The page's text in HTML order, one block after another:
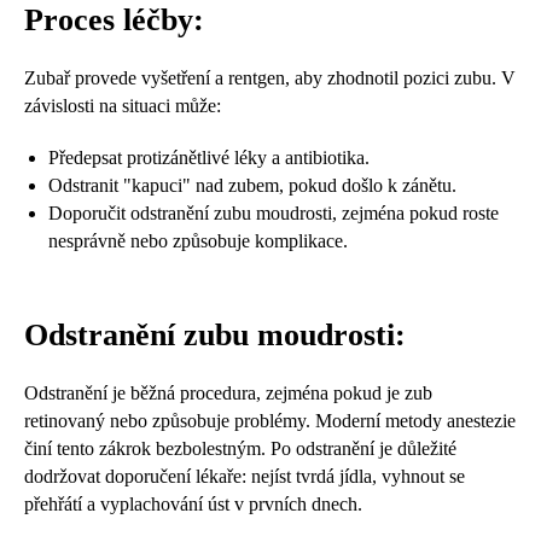
Proces léčby:
Zubař provede vyšetření a rentgen, aby zhodnotil pozici zubu. V
závislosti na situaci může:
Předepsat protizánětlivé léky a antibiotika.
Odstranit "kapuci" nad zubem, pokud došlo k zánětu.
Doporučit odstranění zubu moudrosti, zejména pokud roste
nesprávně nebo způsobuje komplikace.
Odstranění zubu moudrosti:
Odstranění je běžná procedura, zejména pokud je zub
retinovaný nebo způsobuje problémy. Moderní metody anestezie
činí tento zákrok bezbolestným. Po odstranění je důležité
dodržovat doporučení lékaře: nejíst tvrdá jídla, vyhnout se
přehřátí a vyplachování úst v prvních dnech.